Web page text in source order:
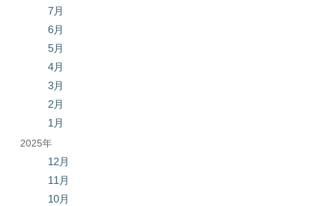
7月
6月
5月
4月
3月
2月
1月
2025年
12月
11月
10月